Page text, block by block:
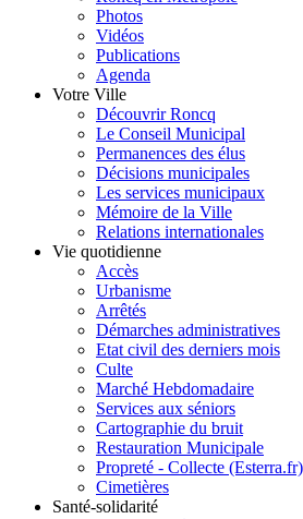
Photos
Vidéos
Publications
Agenda
Votre Ville
Découvrir Roncq
Le Conseil Municipal
Permanences des élus
Décisions municipales
Les services municipaux
Mémoire de la Ville
Relations internationales
Vie quotidienne
Accès
Urbanisme
Arrêtés
Démarches administratives
Etat civil des derniers mois
Culte
Marché Hebdomadaire
Services aux séniors
Cartographie du bruit
Restauration Municipale
Propreté - Collecte (Esterra.fr)
Cimetières
Santé-solidarité